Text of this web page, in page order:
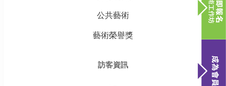
公共藝術
藝術榮譽獎
訪客資訊